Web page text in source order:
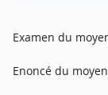
Examen du
Enoncé du moyen